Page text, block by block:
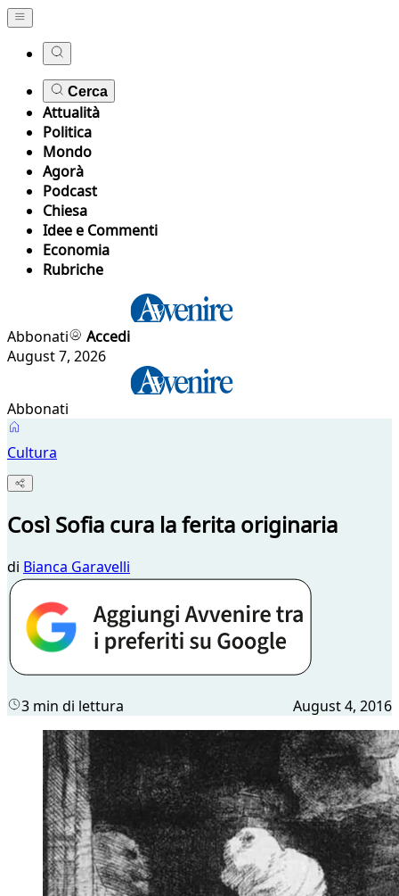
Cerca
Attualità
Politica
Mondo
Agorà
Podcast
Chiesa
Idee e Commenti
Economia
Rubriche
Abbonati
Accedi
August 7, 2026
Abbonati
Cultura
Così Sofia cura la ferita originaria
di Bianca Garavelli
3 min di lettura August 4, 2016